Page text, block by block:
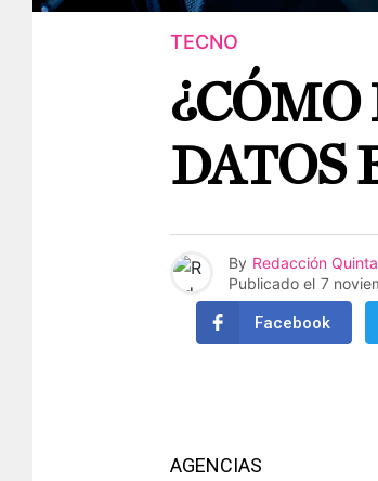
TECNO
¿CÓMO
DATOS
By Redacción
Publicado el 7
Facebook
AGENCIAS